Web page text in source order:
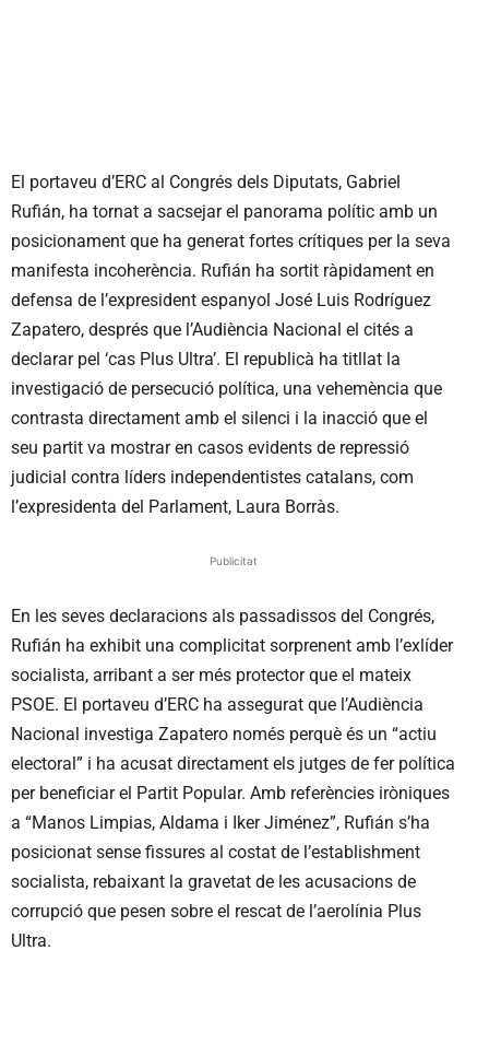
El portaveu d’ERC al Congrés dels Diputats, Gabriel
Rufián, ha tornat a sacsejar el panorama polític amb un
posicionament que ha generat fortes crítiques per la seva
manifesta incoherència. Rufián ha sortit ràpidament en
defensa de l’expresident espanyol José Luis Rodríguez
Zapatero, després que l’Audiència Nacional el cités a
declarar pel ‘cas Plus Ultra’. El republicà ha titllat la
investigació de persecució política, una vehemència que
contrasta directament amb el silenci i la inacció que el
seu partit va mostrar en casos evidents de repressió
judicial contra líders independentistes catalans, com
l’expresidenta del Parlament, Laura Borràs.
Publicitat
En les seves declaracions als passadissos del Congrés,
Rufián ha exhibit una complicitat sorprenent amb l’exlíder
socialista, arribant a ser més protector que el mateix
PSOE. El portaveu d’ERC ha assegurat que l’Audiència
Nacional investiga Zapatero només perquè és un “actiu
electoral” i ha acusat directament els jutges de fer política
per beneficiar el Partit Popular. Amb referències iròniques
a “Manos Limpias, Aldama i Iker Jiménez”, Rufián s’ha
posicionat sense fissures al costat de l’establishment
socialista, rebaixant la gravetat de les acusacions de
corrupció que pesen sobre el rescat de l’aerolínia Plus
Ultra.